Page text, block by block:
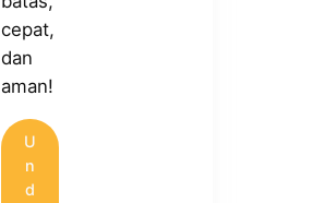
cepat,
dan
aman!
U
n
d